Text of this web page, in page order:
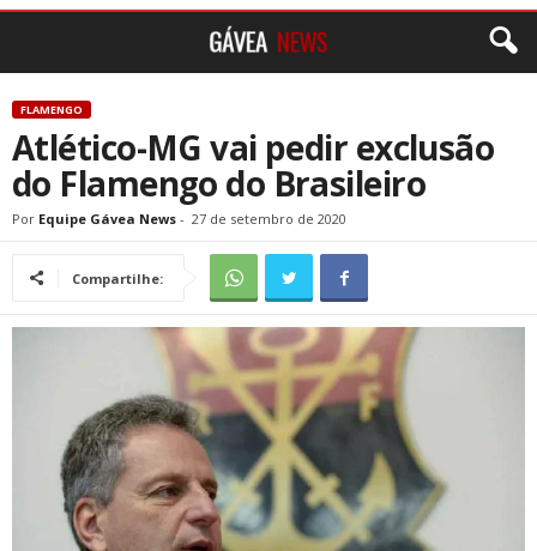
FLAMENGO
Atlético-MG vai pedir exclusão
do Flamengo do Brasileiro
Por Equipe Gávea News - 27 de setembro de 2020
Compartilhe: